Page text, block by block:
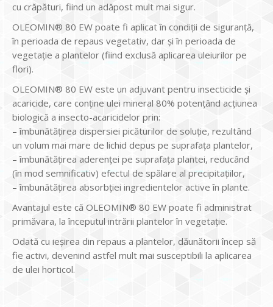
cu crăpături, fiind un adăpost mult mai sigur.
OLEOMIN® 80 EW poate fi aplicat în condiţii de siguranţă,
în perioada de repaus vegetativ, dar şi în perioada de
vegetaţie a plantelor (fiind exclusă aplicarea uleiurilor pe
flori).
OLEOMIN® 80 EW este un adjuvant pentru insecticide și
acaricide, care conţine ulei mineral 80% potențând acțiunea
biologică a insecto-acaricidelor prin:
– îmbunătățirea dispersiei picăturilor de soluție, rezultând
un volum mai mare de lichid depus pe suprafața plantelor,
– îmbunătățirea aderenței pe suprafața plantei, reducând
(în mod semnificativ) efectul de spălare al precipitațiilor,
– îmbunătățirea absorbției ingredientelor active în plante.
Avantajul este că OLEOMIN® 80 EW poate fi administrat
primăvara, la începutul intrării plantelor în vegetaţie.
Odată cu ieșirea din repaus a plantelor, dăunătorii încep să
fie activi, devenind astfel mult mai susceptibili la aplicarea
de ulei horticol.